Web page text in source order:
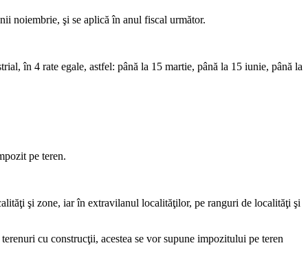
noiembrie, şi se aplică în anul fiscal următor.
în 4 rate egale, astfel: până la 15 martie, până la 15 iunie, până la
pe teren.
şi zone, iar în extravilanul localităţilor, pe ranguri de localităţi şi
cu construcţii, acestea se vor supune impozitului pe teren